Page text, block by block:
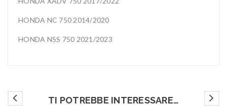
HONDA NC 750 2014/2020
HONDA NSS 750 2021/2023
TI POTREBBE INTERESSARE…